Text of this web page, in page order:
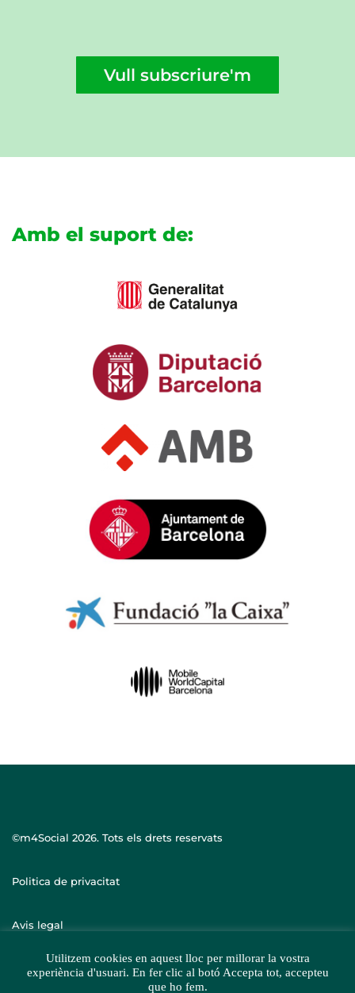
Vull subscriure'm
Amb el suport de:
©m4Social 2026. Tots els drets reservats
Politica de privacitat
Avis legal
Utilitzem cookies en aquest lloc per millorar la vostra
experiència d'usuari. En fer clic al botó Accepta tot, accepteu
que ho fem.